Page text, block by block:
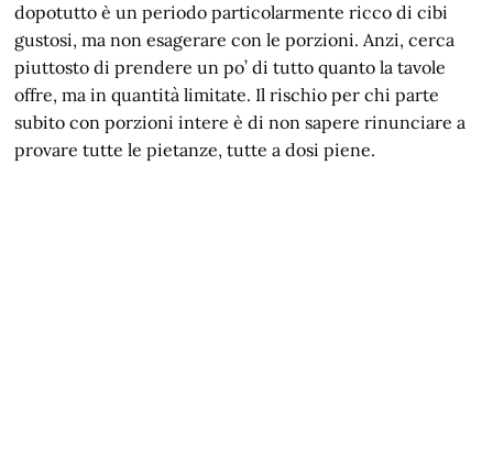
dopotutto è un periodo particolarmente ricco di cibi
gustosi, ma non esagerare con le porzioni. Anzi, cerca
piuttosto di prendere un po’ di tutto quanto la tavole
offre, ma in quantità limitate. Il rischio per chi parte
subito con porzioni intere è di non sapere rinunciare a
provare tutte le pietanze, tutte a dosi piene.